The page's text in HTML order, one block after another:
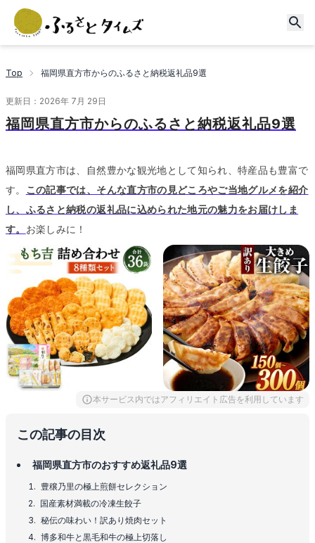
Top 福岡県直方市からのふるさと納税返礼品9選
更新日： 2026年 7月 29日
福岡県直方市からのふるさと納税返礼品9選
福岡県直方市は、自然豊かな観光地として知られ、特産品も豊富で
す。 この記事では、そんな直方市の見どころやご当地グルメを紹介
し、ふるさと納税の返礼品に込められた地元の魅力をお届けしま
す。 お楽しみに！
本サービス内ではアフィリエイト広告を利用しています
この記事の目次
福岡県直方市のおすすめ返礼品9選
豊穣乃里の極上煎餅セレクション
国産素材満載の冷凍生餃子
秘伝の味わい！訳あり焼肉セット
博多和牛と黒毛和牛の極上切落し